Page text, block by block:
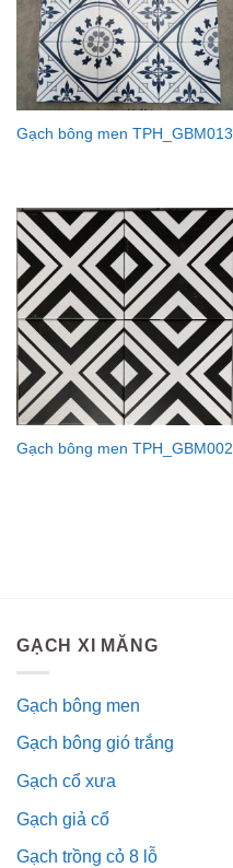
Gạch bông men TPH_GBM013
Gạch bông men TPH_GBM002
GẠCH XI MĂNG
Gạch bông men
Gạch bông gió trắng
Gạch cổ xưa
Gạch giả cổ
Gạch trồng cỏ 8 lỗ